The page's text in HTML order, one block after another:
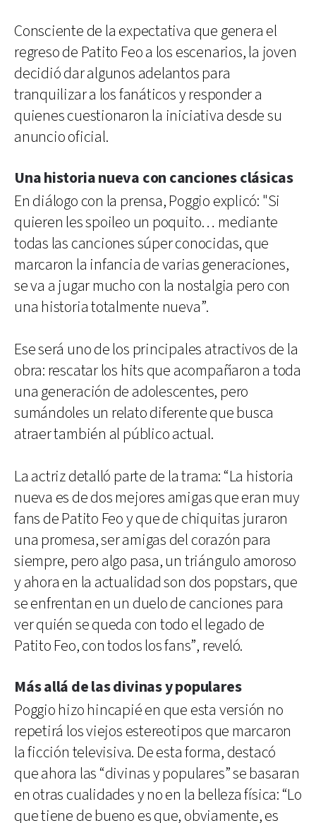
Consciente de la expectativa que genera el
regreso de Patito Feo a los escenarios, la joven
decidió dar algunos adelantos para
tranquilizar a los fanáticos y responder a
quienes cuestionaron la iniciativa desde su
anuncio oficial.
Una historia nueva con canciones clásicas
En diálogo con la prensa, Poggio explicó: "Si
quieren les spoileo un poquito… mediante
todas las canciones súper conocidas, que
marcaron la infancia de varias generaciones,
se va a jugar mucho con la nostalgia pero con
una historia totalmente nueva”.
Ese será uno de los principales atractivos de la
obra: rescatar los hits que acompañaron a toda
una generación de adolescentes, pero
sumándoles un relato diferente que busca
atraer también al público actual.
La actriz detalló parte de la trama: “La historia
nueva es de dos mejores amigas que eran muy
fans de Patito Feo y que de chiquitas juraron
una promesa, ser amigas del corazón para
siempre, pero algo pasa, un triángulo amoroso
y ahora en la actualidad son dos popstars, que
se enfrentan en un duelo de canciones para
ver quién se queda con todo el legado de
Patito Feo, con todos los fans”, reveló.
Más allá de las divinas y populares
Poggio hizo hincapié en que esta versión no
repetirá los viejos estereotipos que marcaron
la ficción televisiva. De esta forma, destacó
que ahora las “divinas y populares” se basaran
en otras cualidades y no en la belleza física: “Lo
que tiene de bueno es que, obviamente, es